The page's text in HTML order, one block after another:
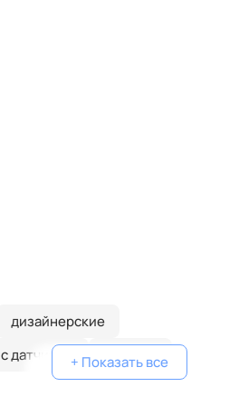
дизайнерские
с датчиком
круглые
+ Показать все